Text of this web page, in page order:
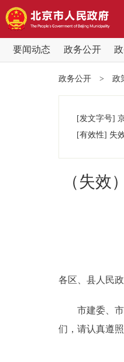
要闻动态 政务公开
党
政务公开
政务服务
政务公开 > 政
[发文字号]
[有效性] 失
（失效
各区、县人民
市建委、市人
们，请认真遵照